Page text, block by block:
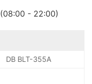
(08:00 - 22:00)
DB BLT-355A